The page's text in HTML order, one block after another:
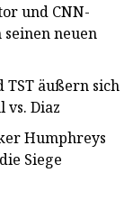
und CNN-
neuen
TST äußern sich
Diaz
Humphreys
Siege